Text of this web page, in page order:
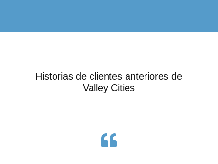
Historias de clientes anteriores de
Valley Cities
